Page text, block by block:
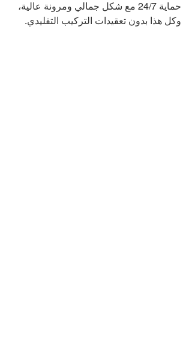
حماية 24/7 مع شكل جمالي ومرونة عالية،
وكل هذا بدون تعقيدات التركيب التقليدي.